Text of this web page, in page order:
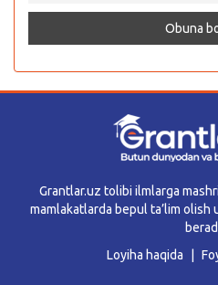
Grantlar.uz tolibi ilmlarga
mamlakatlarda bepul ta’lim
Loyiha haqida